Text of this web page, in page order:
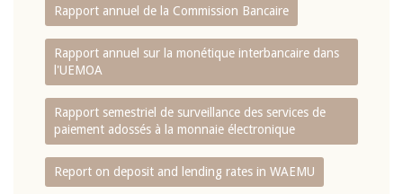
Rapport annuel de la Commission Bancaire
Rapport annuel sur la monétique interbancaire dans
l'UEMOA
Rapport semestriel de surveillance des services de
paiement adossés à la monnaie électronique
Report on deposit and lending rates in WAEMU